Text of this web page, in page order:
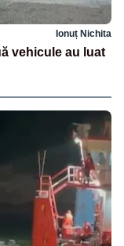
Ionuț Nichita
vehicule au luat